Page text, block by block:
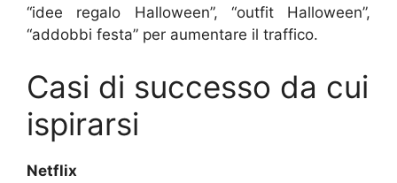
“idee regalo Halloween”, “outfit Halloween”,
“addobbi festa” per aumentare il traffico.
Casi di successo da cui
ispirarsi
Netflix